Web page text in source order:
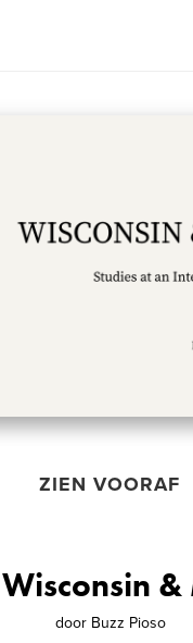
ZIEN VOORAF
Wisconsin &
door Buzz Pioso